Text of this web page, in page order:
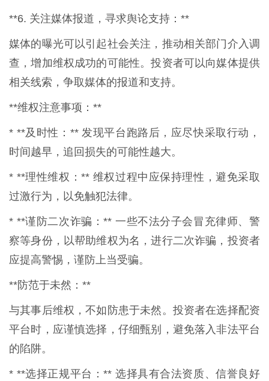
**6. 关注媒体报道，寻求舆论支持：**
媒体的曝光可以引起社会关注，推动相关部门介入调
查，增加维权成功的可能性。投资者可以向媒体提供
相关线索，争取媒体的报道和支持。
**维权注意事项：**
* **及时性：** 发现平台跑路后，应尽快采取行动，
时间越早，追回损失的可能性越大。
* **理性维权：** 维权过程中应保持理性，避免采取
过激行为，以免触犯法律。
* **谨防二次诈骗：** 一些不法分子会冒充律师、警
察等身份，以帮助维权为名，进行二次诈骗，投资者
应提高警惕，谨防上当受骗。
**防范于未然：**
与其事后维权，不如防患于未然。投资者在选择配资
平台时，应谨慎选择，仔细甄别，避免落入非法平台
的陷阱。
* **选择正规平台：** 选择具有合法资质、信誉良好